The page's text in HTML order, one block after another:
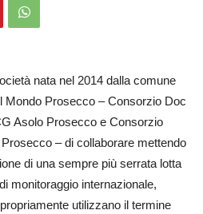
nata nel 2014 dalla comune
Mondo Prosecco – Consorzio Doc
Asolo Prosecco e Con­sorzio
– di collaborare mettendo
di una sempre più serrata lotta
monitoraggio internazionale,
utilizzano il termine